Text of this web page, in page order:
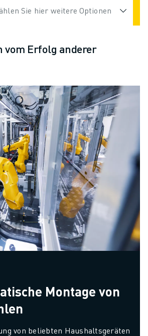
Branchen
Sie hier weitere Optionen
vom Erfolg anderer
Montage von
von beliebten Haushaltsgeräten